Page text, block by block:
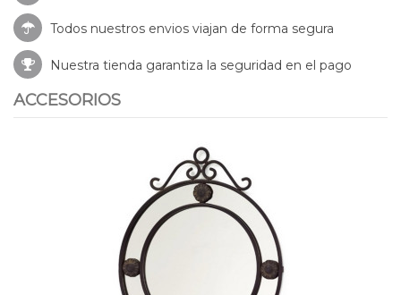
Todos nuestros envios viajan de forma segura
Nuestra tienda garantiza la seguridad en el pago
ACCESORIOS